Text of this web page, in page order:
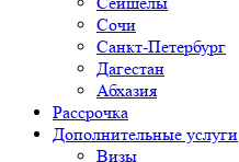
Сочи
Санкт-Петербург
Дагестан
Абхазия
Рассрочка
Дополнительные услуги
Визы